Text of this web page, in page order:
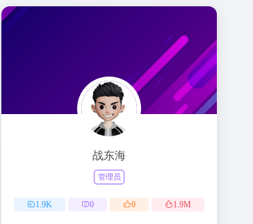
战东海
管理员
1.9K 0 0 1.9M